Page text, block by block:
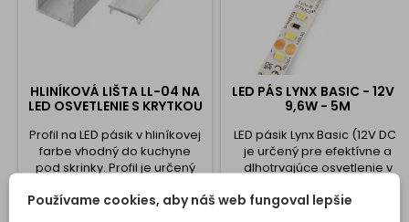
HLINÍKOVÁ LIŠTA LL-04 NA
LED OSVETLENIE S KRYTKOU
Profil na LED pásik v hliníkovej
farbe vhodný do kuchyne
pod skrinky. Profil je určený
LED PÁS LYNX BASIC - 12V -
9,6W - 5M
LED pásik Lynx Basic (12V DC)
je určený pre efektívne a
dlhotrvajúce osvetlenie v
nábytku a pracovných
Používame cookies, aby náš web fungoval lepšie